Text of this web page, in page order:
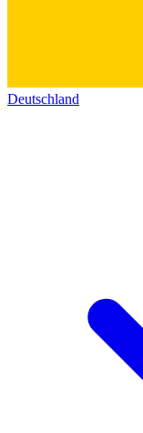
Deutschland